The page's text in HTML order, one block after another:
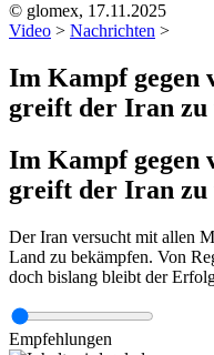
© glomex, 17.11.2025
Video > Nachrichten >
Im Kampf gegen
greift der Iran zu
Im Kampf gegen
greift der Iran zu
Der Iran versucht mit allen
Land zu bekämpfen. Von
doch bislang bleibt der
Empfehlungen